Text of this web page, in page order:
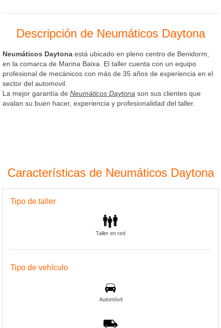
Descripción de Neumáticos Daytona
Neumáticos Daytona está ubicado en pleno centro de Benidorm,
en la comarca de Marina Baixa. El taller cuenta con un equipo
profesional de mecánicos con más de 35 años de experiencia en el
sector del automovil.
La mejor garantía de Neumáticos Daytona son sus clientes que
avalan su buen hacer, experiencia y profesionalidad del taller.
Características de Neumáticos Daytona
Tipo de taller
Taller en red
Tipo de vehículo
Automóvil